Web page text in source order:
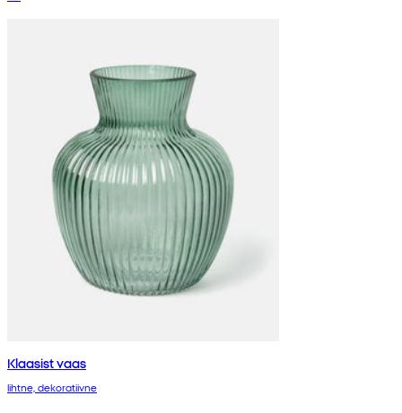
Klaasist vaas
lihtne, dekoratiivne